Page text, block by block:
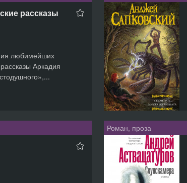
рассказы
любимейших
Аркадия
Роман, проза